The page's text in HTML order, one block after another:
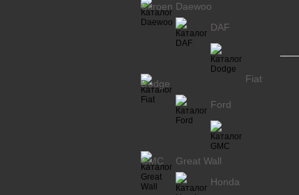
Citroen Daewoo
DAF
Dodge Fiat
Ford
GMC
Great Wall
Honda